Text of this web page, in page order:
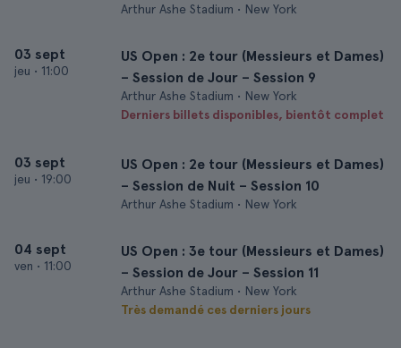
Arthur Ashe Stadium • New York
03 sept
jeu • 11:00
US Open : 2e tour (Messieurs et Dames)
– Session de Jour – Session 9
Arthur Ashe Stadium • New York
Derniers billets disponibles, bientôt complet
03 sept
jeu • 19:00
US Open : 2e tour (Messieurs et Dames)
– Session de Nuit – Session 10
Arthur Ashe Stadium • New York
04 sept
ven • 11:00
US Open : 3e tour (Messieurs et Dames)
– Session de Jour – Session 11
Arthur Ashe Stadium • New York
Très demandé ces derniers jours